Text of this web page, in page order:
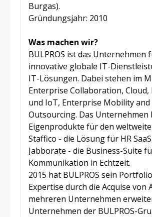
Burgas).
Gründungsjahr: 2010
Was machen wir?
BULPROS ist das Unternehmen
innovative globale IT-
IT-Lösungen. Dabei stehen im
Enterprise Collaboration, Cloud,
und IoT, Enterprise Mobility and
Outsourcing. Das Unternehmen
Eigenprodukte für den
Staffico - die Lösung für HR
Jabborate - die Business-Suite
Kommunikation in Echtzeit.
2015 hat BULPROS sein
Expertise durch die Acquise von
mehreren Unternehmen
Unternehmen der BULPROS-